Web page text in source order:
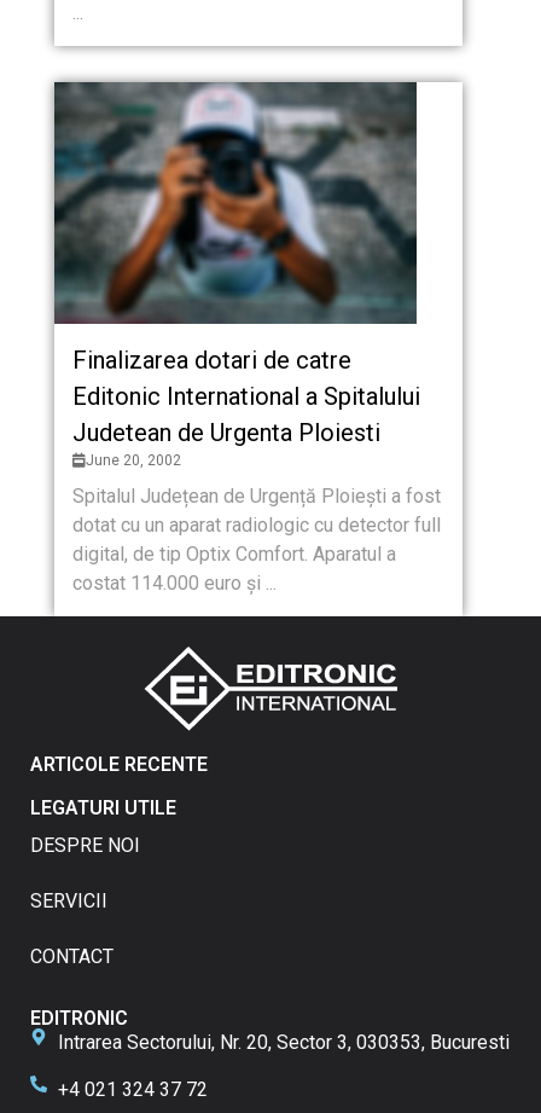
...
Finalizarea dotari de catre
Editonic International a Spitalului
Judetean de Urgenta Ploiesti
June 20, 2002
Spitalul Județean de Urgență Ploiești a fost
dotat cu un aparat radiologic cu detector full
digital, de tip Optix Comfort. Aparatul a
costat 114.000 euro și ...
ARTICOLE RECENTE
LEGATURI UTILE
DESPRE NOI
SERVICII
CONTACT
EDITRONIC
Intrarea Sectorului, Nr. 20, Sector 3, 030353, Bucuresti
+4 021 324 37 72